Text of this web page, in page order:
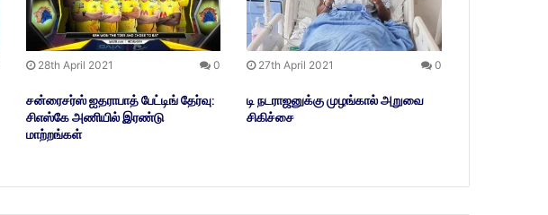
28th April 2021 0
சன்ரைசர்ஸ் ஐதராபாத் பேட்டிங் தேர்வு:
சிஎஸ்கே அணியில் இரண்டு
மாற்றங்கள்
27th April 2021 0
டி நடராஜனுக்கு முழங்கால் அறுவை
சிகிச்சை